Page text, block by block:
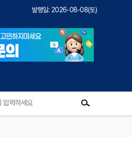
발행일: 2026-08-08(토)